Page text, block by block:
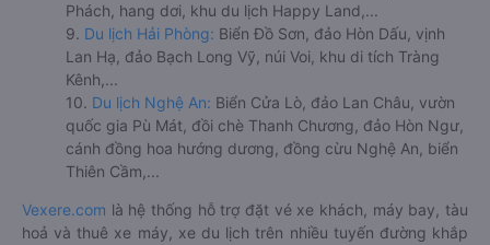
Phách, hang dơi, khu du lịch Happy Land,...
9. Du lịch Hải Phòng: Biển Đồ Sơn, đảo Hòn Dấu, vịnh
Lan Hạ, đảo Bạch Long Vỹ, núi Voi, khu di tích Tràng
Kênh,...
10. Du lịch Nghệ An: Biển Cửa Lò, đảo Lan Châu, vườn
quốc gia Pù Mát, đồi chè Thanh Chương, đảo Hòn Ngư,
cánh đồng hoa hướng dương, đồng cừu Nghệ An, biển
Thiên Cầm,...
Vexere.com là hệ thống hỗ trợ đặt vé xe khách, máy bay, tàu
hoả và thuê xe máy, xe du lịch trên nhiều tuyến đường khắp